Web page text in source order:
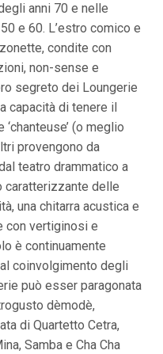
anni 70 e nelle
e 60. L’estro comico e
condite con
non-sense e
segreto dei Loungerie
capacità di tenere il
(o meglio
provengono da
teatro drammatico a
caratterizzante delle
una chitarra acustica e
con vertiginosi e
è continuamente
coinvolgimento degli
può esser paragonata
dèmodè,
di Quartetto Cetra,
Samba e Cha Cha